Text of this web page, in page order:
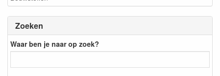
Zoeken
Waar ben je naar op zoek?